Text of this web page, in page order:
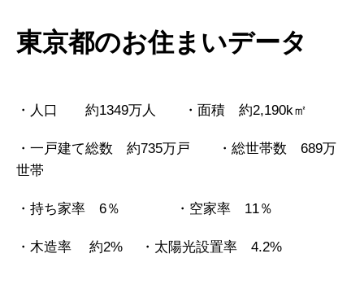
東京都のお住まいデータ
・人口 約1349万人 ・面積 約2,190k㎡
・一戸建て総数 約735万戸 ・総世帯数 689万
世帯
・持ち家率 6％ ・空家率 11％
・木造率 約2% ・太陽光設置率 4.2%